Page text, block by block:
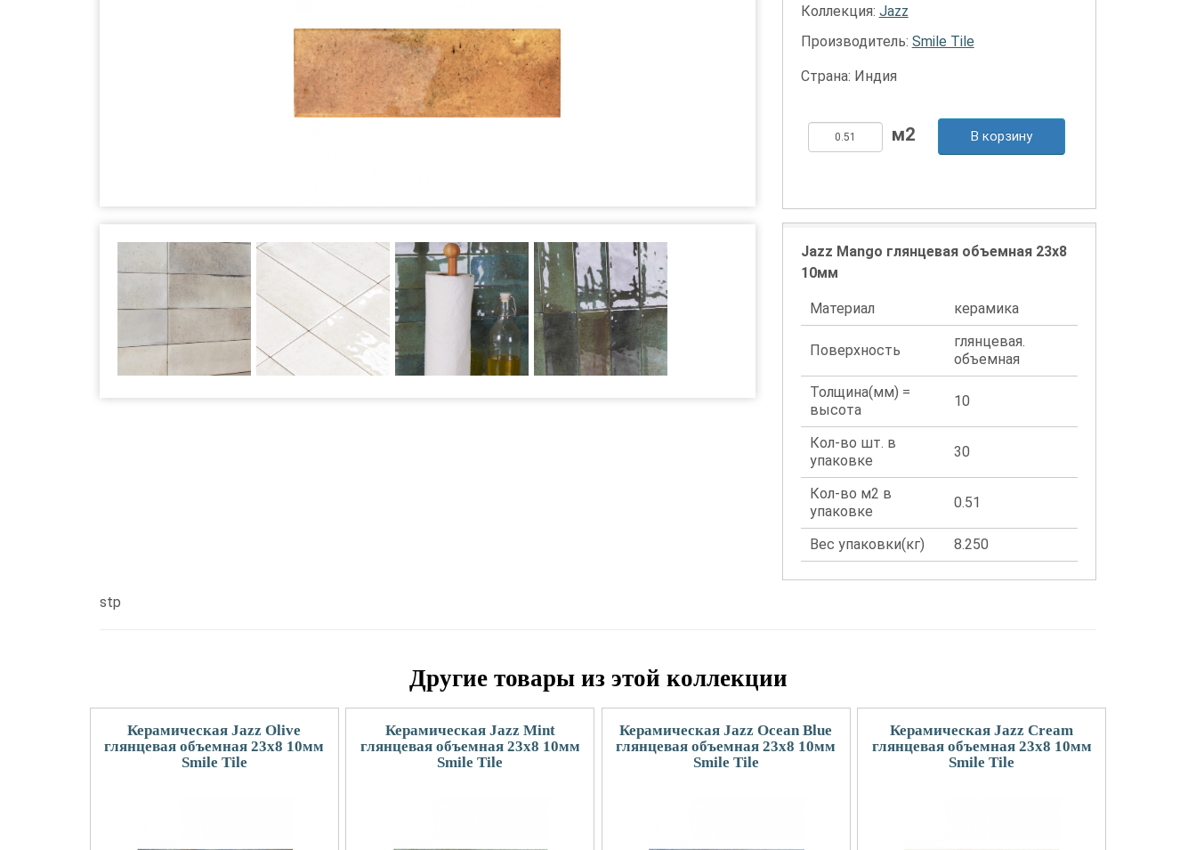
Коллекция: Jazz
Производитель: Smile Tile
Страна: Индия
В корзину
Jazz Mango глянцевая объемная 23x8
10мм
Материал керамика
Поверхность
глянцевая.
объемная
Толщина(мм) =
высота
10
Кол-во шт. в
упаковке
30
Кол-во м2 в
упаковке
0.51
Вес упаковки(кг) 8.250
stp
Другие товары из этой коллекции
Керамическая Jazz Olive
глянцевая объемная 23x8 10мм
Smile Tile
Керамическая Jazz Mint
глянцевая объемная 23x8 10мм
Smile Tile
Керамическая Jazz Ocean Blue
глянцевая объемная 23x8 10мм
Smile Tile
Керамическая Jazz Cream
глянцевая объемная 23x8 10мм
Smile Tile